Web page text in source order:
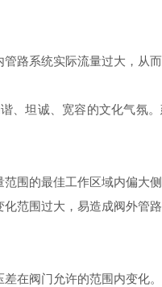
路系统实际流量过大，从
、坦诚、宽容的文化气氛
围的最佳工作区域内偏大
范围过大，易造成阀外管
在阀门允许的范围内变化。